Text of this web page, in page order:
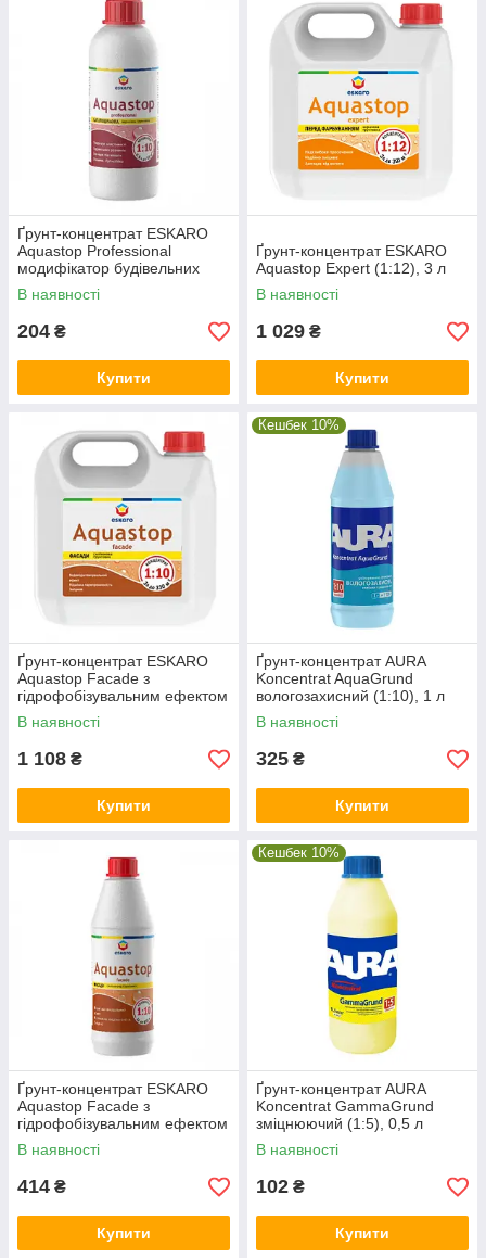
Ґрунт-концентрат ESKARO
Aquastop Professional
модифікатор будівельних
розчинів (1:10), 0,5 л
В наявності
204 ₴
Купити
Ґрунт-концентрат ESKARO
Aquastop Expert (1:12), 3 л
В наявності
1 029 ₴
Купити
Ґрунт-концентрат ESKARO
Aquastop Facade з
гідрофобізувальним ефектом
(1:10), 3 л
В наявності
1 108 ₴
Купити
Кешбек 10%
Ґрунт-концентрат AURA
Koncentrat AquaGrund
вологозахисний (1:10), 1 л
В наявності
325 ₴
Купити
Ґрунт-концентрат ESKARO
Aquastop Facade з
гідрофобізувальним ефектом
(1:10), 1 л
В наявності
414 ₴
Купити
Кешбек 10%
Ґрунт-концентрат AURA
Koncentrat GammaGrund
зміцнюючий (1:5), 0,5 л
В наявності
102 ₴
Купити